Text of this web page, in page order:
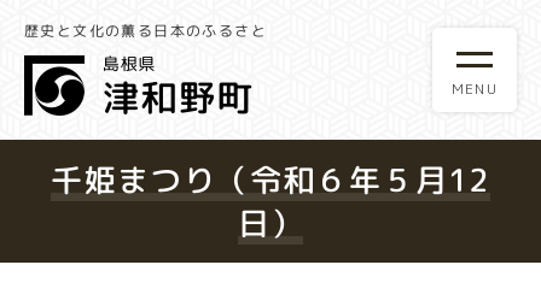
歴史と文化の薫る日本のふるさと
千姫まつり（令和６年５月12
日）